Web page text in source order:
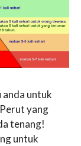
anda untuk
yang
tenang!
untuk